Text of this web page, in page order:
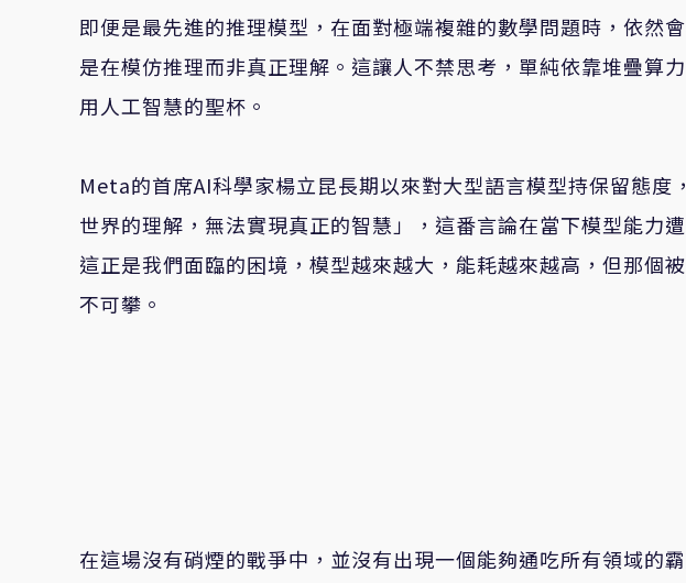
即便是最先進的推理模型，在面對極端複雜的數學問題時，依然
是在模仿推理而非真正理解。這讓人不禁思考，單純依靠堆疊算
用人工智慧的聖杯。
Meta的首席AI科學家楊立昆長期以來對大型語言模型持保留態度
世界的理解，無法實現真正的智慧」，這番言論在當下模型能力
這正是我們面臨的困境，模型越來越大，能耗越來越高，但那個
不可攀。
在這場沒有硝煙的戰爭中，並沒有出現一個能夠通吃所有領域的